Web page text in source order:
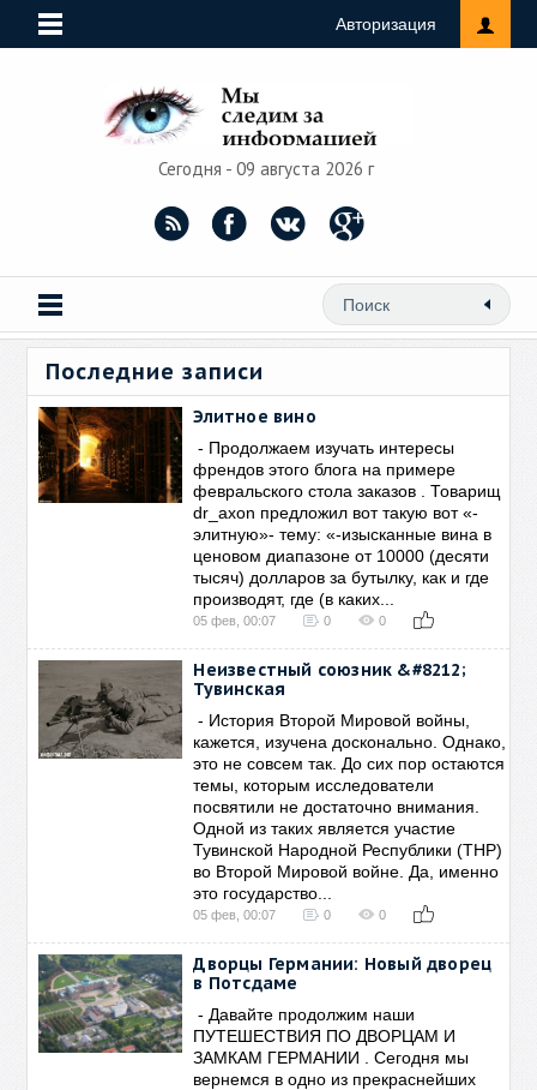
Авторизация
Сегодня - 09 августа 2026 г
Последние записи
Элитное вино
- Продолжаем изучать интересы
френдов этого блога на примере
февральского стола заказов . Товарищ
dr_axon предложил вот такую вот «-
элитную»- тему: «-изысканные вина в
ценовом диапазоне от 10000 (десяти
тысяч) долларов за бутылку, как и где
производят, где (в каких...
05 фев, 00:07 0 0
Неизвестный союзник &#8212;
Тувинская
- История Второй Мировой войны,
кажется, изучена досконально. Однако,
это не совсем так. До сих пор остаются
темы, которым исследователи
посвятили не достаточно внимания.
Одной из таких является участие
Тувинской Народной Республики (ТНР)
во Второй Мировой войне. Да, именно
это государство...
05 фев, 00:07 0 0
Дворцы Германии: Новый дворец
в Потсдаме
- Давайте продолжим наши
ПУТЕШЕСТВИЯ ПО ДВОРЦАМ И
ЗАМКАМ ГЕРМАНИИ . Сегодня мы
вернемся в одно из прекраснейших